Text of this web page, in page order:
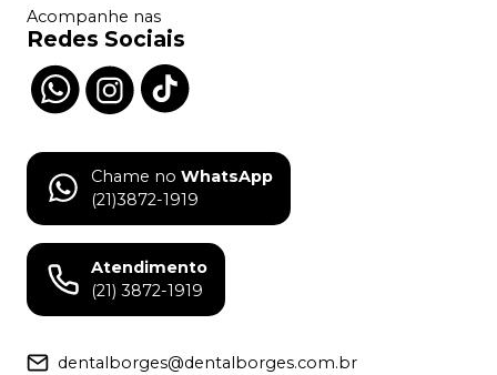
Acompanhe nas
Redes Sociais
Chame no WhatsApp
(21)3872-1919
Atendimento
(21) 3872-1919
dentalborges@dentalborges.com.br